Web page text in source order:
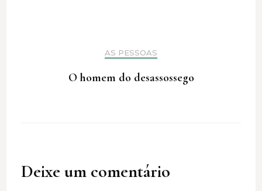
AS PESSOAS
O homem do desassossego
Deixe um comentário